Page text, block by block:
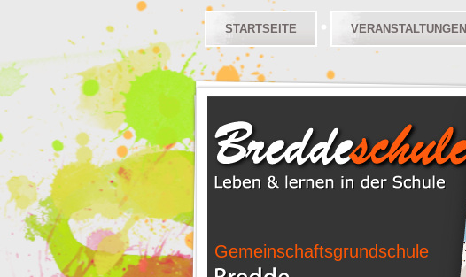
Gemeinschaftsgrundschule
STARTSEITE VERANSTALTUNGEN